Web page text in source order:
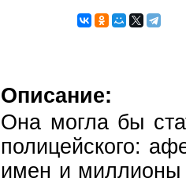
Описание:
Она могла бы
полицейского:
имен и миллионы